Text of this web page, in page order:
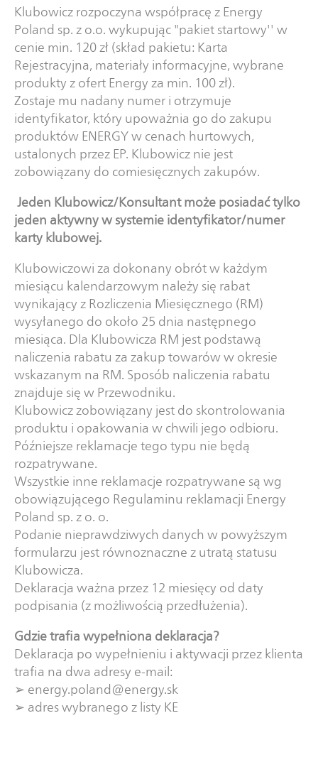
Klubowicz rozpoczyna współpracę z Energy
Poland sp. z o.o. wykupując "pakiet startowy'' w
cenie min. 120 zł (skład pakietu: Karta
Rejestracyjna, materiały informacyjne, wybrane
produkty z ofert Energy za min. 100 zł).
Zostaje mu nadany numer i otrzymuje
identyfikator, który upoważnia go do zakupu
produktów ENERGY w cenach hurtowych,
ustalonych przez EP. Klubowicz nie jest
zobowiązany do comiesięcznych zakupów.
Jeden Klubowicz/Konsultant może posiadać tylko
jeden aktywny w systemie identyfikator/numer
karty klubowej.
Klubowiczowi za dokonany obrót w każdym
miesiącu kalendarzowym należy się rabat
wynikający z Rozliczenia Miesięcznego (RM)
wysyłanego do około 25 dnia następnego
miesiąca. Dla Klubowicza RM jest podstawą
naliczenia rabatu za zakup towarów w okresie
wskazanym na RM. Sposób naliczenia rabatu
znajduje się w Przewodniku.
Klubowicz zobowiązany jest do skontrolowania
produktu i opakowania w chwili jego odbioru.
Późniejsze reklamacje tego typu nie będą
rozpatrywane.
Wszystkie inne reklamacje rozpatrywane są wg
obowiązującego Regulaminu reklamacji Energy
Poland sp. z o. o.
Podanie nieprawdziwych danych w powyższym
formularzu jest równoznaczne z utratą statusu
Klubowicza.
Deklaracja ważna przez 12 miesięcy od daty
podpisania (z możliwością przedłużenia).
Gdzie trafia wypełniona deklaracja?
Deklaracja po wypełnieniu i aktywacji przez klienta
trafia na dwa adresy e-mail:
➢ energy.poland@energy.sk
➢ adres wybranego z listy KE